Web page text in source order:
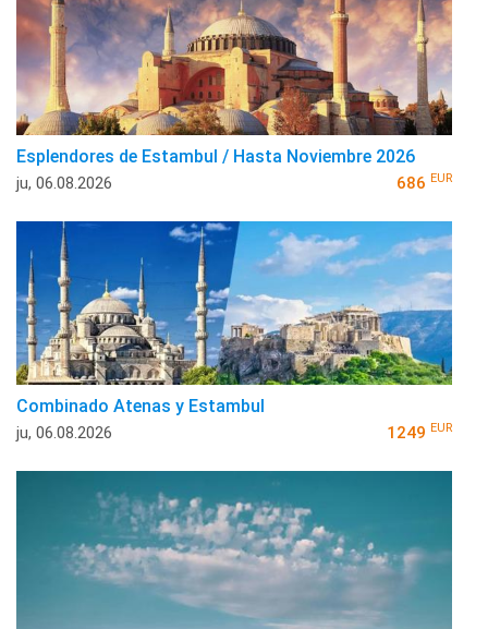
Esplendores de Estambul / Hasta Noviembre 2026
ju, 06.08.2026 686 EUR
Combinado Atenas y Estambul
ju, 06.08.2026 1249 EUR